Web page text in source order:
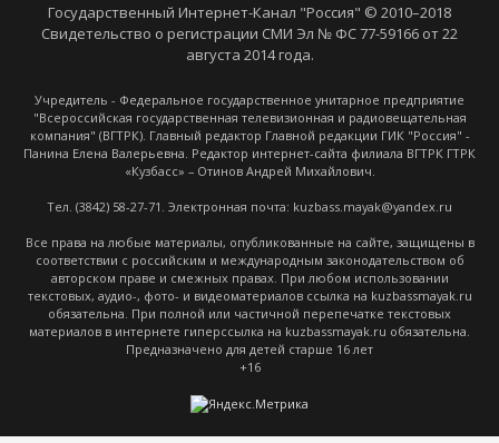
Государственный Интернет-Канал "Россия" © 2010–2018
Свидетельство о регистрации СМИ Эл № ФС 77-59166 от 22
августа 2014 года.
Учредитель - Федеральное государственное унитарное предприятие
"Всероссийская государственная телевизионная и радиовещательная
компания" (ВГТРК). Главный редактор Главной редакции ГИК "Россия" -
Панина Елена Валерьевна. Редактор интернет-сайта филиала ВГТРК ГТРК
«Кузбасс» – Отинов Андрей Михайлович.
Тел. (3842) 58-27-71. Электронная почта: kuzbass.mayak@yandex.ru
Все права на любые материалы, опубликованные на сайте, защищены в
соответствии с российским и международным законодательством об
авторском праве и смежных правах. При любом использовании
текстовых, аудио-, фото- и видеоматериалов ссылка на kuzbassmayak.ru
обязательна. При полной или частичной перепечатке текстовых
материалов в интернете гиперссылка на kuzbassmayak.ru обязательна.
Предназначено для детей старше 16 лет
+16